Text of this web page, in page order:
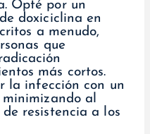
Opté por un
doxiciclina en
a menudo,
que
más cortos.
la infección con un
al
resistencia a los